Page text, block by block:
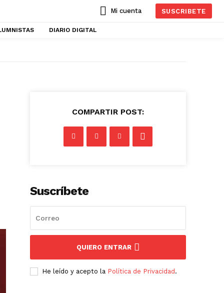
Mi cuenta SUSCRIBETE
DIARIO DIGITAL
COMPARTIR POST:
Suscríbete
QUIERO ENTRAR
He leído y acepto la Política de Privacidad .